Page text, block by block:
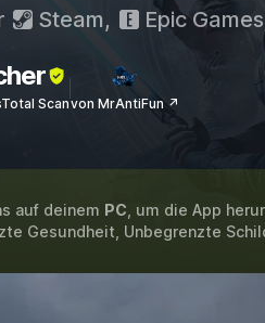
Steam, Epic Games
Scanvon MrAntiFun ↗
auf deinem PC , um die App
Gesundheit, Unbegrenzte